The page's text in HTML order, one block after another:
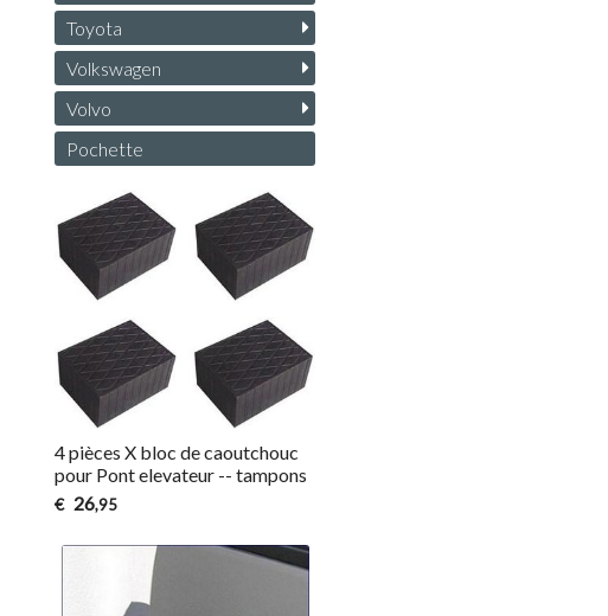
Toyota
Volkswagen
Volvo
Pochette
4 pièces X bloc de caoutchouc
pour Pont elevateur -- tampons
€ 26,95